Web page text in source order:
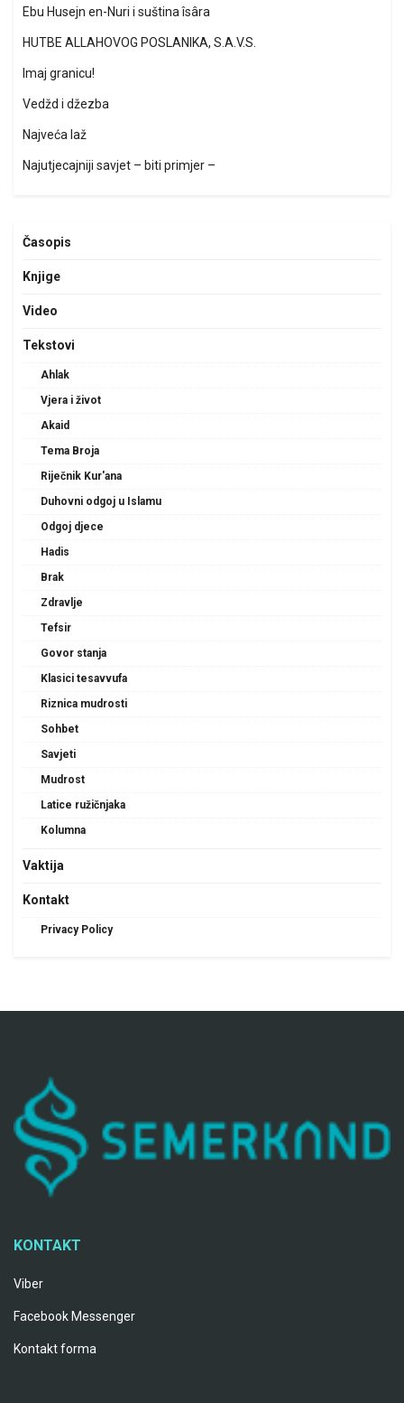
Ebu Husejn en-Nuri i suština îsâra
HUTBE ALLAHOVOG POSLANIKA, S.A.V.S.
Imaj granicu!
Vedžd i džezba
Najveća laž
Najutjecajniji savjet – biti primjer –
Časopis
Knjige
Video
Tekstovi
Ahlak
Vjera i život
Akaid
Tema Broja
Riječnik Kur'ana
Duhovni odgoj u Islamu
Odgoj djece
Hadis
Brak
Zdravlje
Tefsir
Govor stanja
Klasici tesavvufa
Riznica mudrosti
Sohbet
Savjeti
Mudrost
Latice ružičnjaka
Kolumna
Vaktija
Kontakt
Privacy Policy
KONTAKT
Viber
Facebook Messenger
Kontakt forma